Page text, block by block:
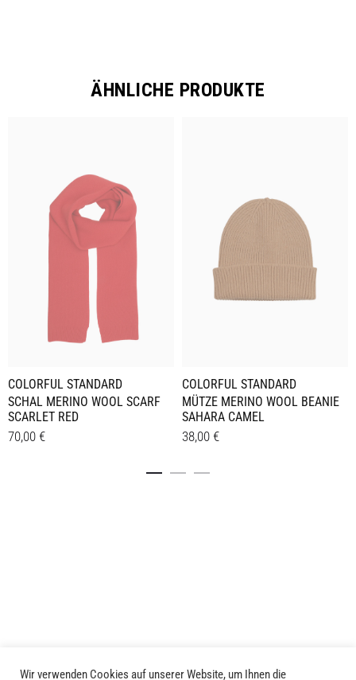
ÄHNLICHE PRODUKTE
COLORFUL STANDARD
SCHAL MERINO WOOL SCARF
SCARLET RED
70,00 €
COLORFUL STANDARD
MÜTZE MERINO WOOL BEANIE
SAHARA CAMEL
38,00 €
Wir verwenden Cookies auf unserer Website, um Ihnen die